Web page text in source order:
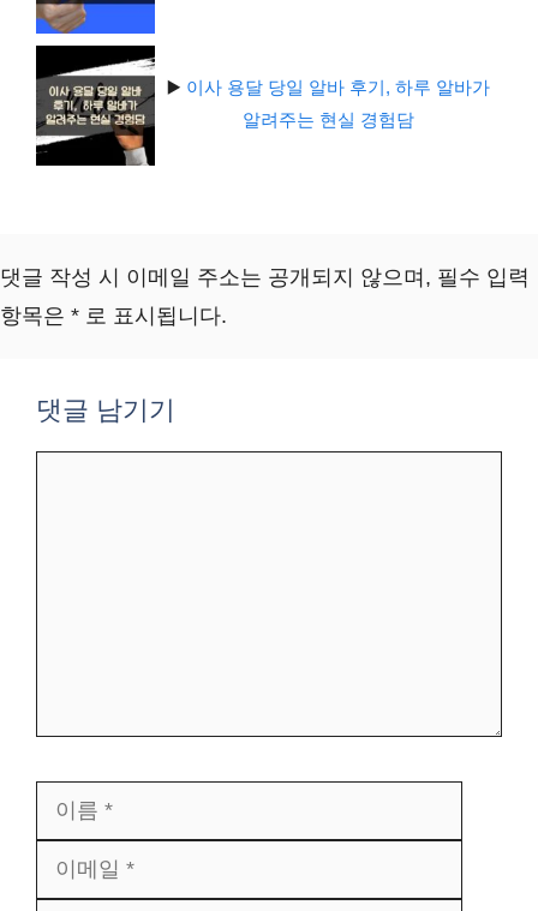
▶️ 이사 용달 당일 알바 후기, 하루 알바가
알려주는 현실 경험담
댓글 작성 시 이메일 주소는 공개되지 않으며, 필수 입력
항목은 * 로 표시됩니다.
댓글 남기기
름